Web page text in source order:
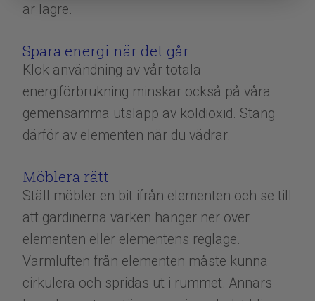
är lägre.
Spara energi när det går
Klok användning av vår totala
energiförbrukning minskar också på våra
gemensamma utsläpp av koldioxid. Stäng
därför av elementen när du vädrar.
Möblera rätt
Ställ möbler en bit ifrån elementen och se till
att gardinerna varken hänger ner över
elementen eller elementens reglage.
Varmluften från elementen måste kunna
cirkulera och spridas ut i rummet. Annars